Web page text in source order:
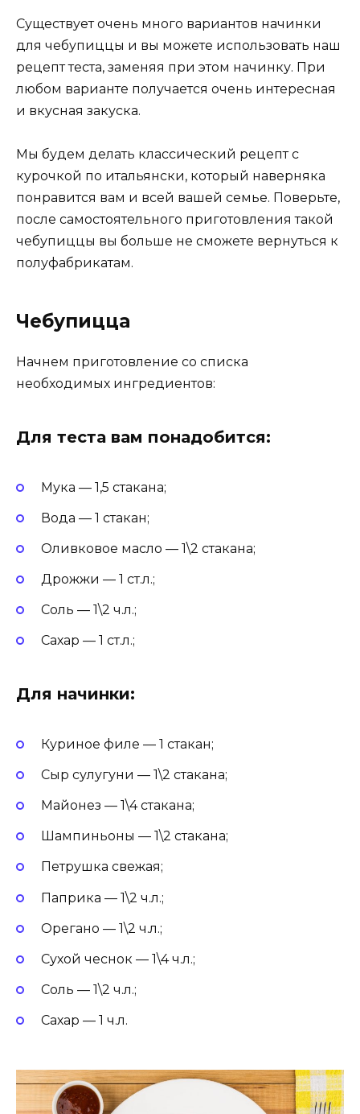
Существует очень много вариантов начинки
для чебупиццы и вы можете использовать наш
рецепт теста, заменяя при этом начинку. При
любом варианте получается очень интересная
и вкусная закуска.
Мы будем делать классический рецепт с
курочкой по итальянски, который наверняка
понравится вам и всей вашей семье. Поверьте,
после самостоятельного приготовления такой
чебупиццы вы больше не сможете вернуться к
полуфабрикатам.
Чебупицца
Начнем приготовление со списка
необходимых ингредиентов:
Для теста вам понадобится:
Мука — 1,5 стакана;
Вода — 1 стакан;
Оливковое масло — 1\2 стакана;
Дрожжи — 1 ст.л.;
Соль — 1\2 ч.л.;
Сахар — 1 ст.л.;
Для начинки:
Куриное филе — 1 стакан;
Сыр сулугуни — 1\2 стакана;
Майонез — 1\4 стакана;
Шампиньоны — 1\2 стакана;
Петрушка свежая;
Паприка — 1\2 ч.л.;
Орегано — 1\2 ч.л.;
Сухой чеснок — 1\4 ч.л.;
Соль — 1\2 ч.л.;
Сахар — 1 ч.л.